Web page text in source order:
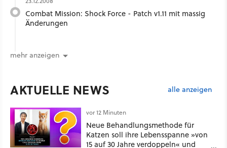
Combat Mission: Shock Force - Patch v1.11 mit massig
Änderungen
mehr anzeigen
AKTUELLE NEWS alle anzeigen
vor 12 Minuten
Neue Behandlungsmethode für
Katzen soll ihre Lebensspanne »von
15 auf 30 Jahre verdoppeln« und